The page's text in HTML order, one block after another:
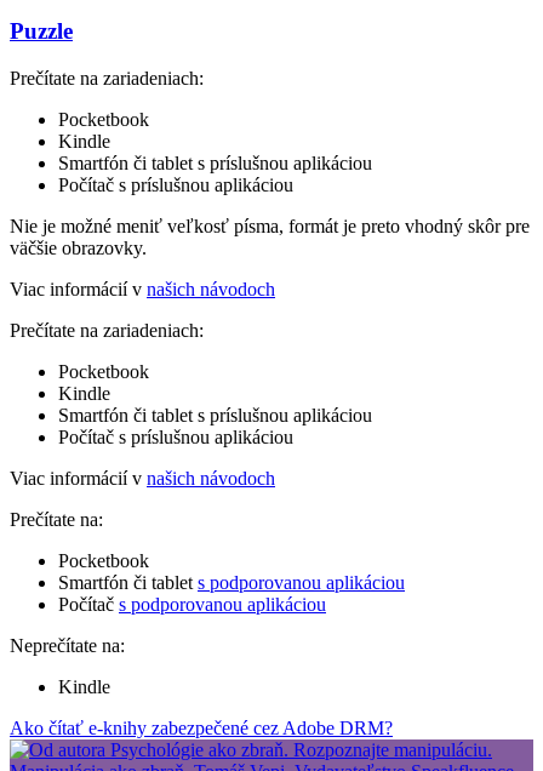
Puzzle
Prečítate na zariadeniach:
Pocketbook
Kindle
Smartfón či tablet s príslušnou aplikáciou
Počítač s príslušnou aplikáciou
Nie je možné meniť veľkosť písma, formát je preto vhodný skôr pre
väčšie obrazovky.
Viac informácií v našich návodoch
Prečítate na zariadeniach:
Pocketbook
Kindle
Smartfón či tablet s príslušnou aplikáciou
Počítač s príslušnou aplikáciou
Viac informácií v našich návodoch
Prečítate na:
Pocketbook
Smartfón či tablet s podporovanou aplikáciou
Počítač s podporovanou aplikáciou
Neprečítate na:
Kindle
Ako čítať e-knihy zabezpečené cez Adobe DRM?